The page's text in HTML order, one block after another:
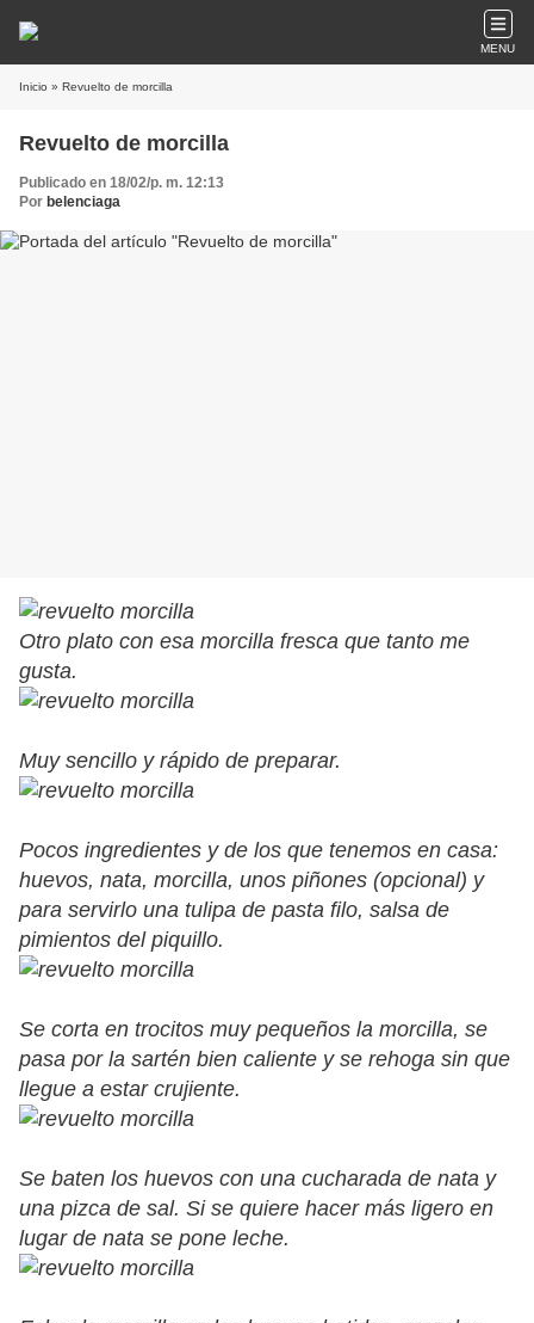
MENU
Inicio » Revuelto de morcilla
Revuelto de morcilla
Publicado en 18/02/p. m. 12:13
Por belenciaga
Otro plato con esa morcilla fresca que tanto me
gusta.
Muy sencillo y rápido de preparar.
Pocos ingredientes y de los que tenemos en casa:
huevos, nata, morcilla, unos piñones (opcional) y
para servirlo una tulipa de pasta filo, salsa de
pimientos del piquillo.
Se corta en trocitos muy pequeños la morcilla, se
pasa por la sartén bien caliente y se rehoga sin que
llegue a estar crujiente.
Se baten los huevos con una cucharada de nata y
una pizca de sal. Si se quiere hacer más ligero en
lugar de nata se pone leche.